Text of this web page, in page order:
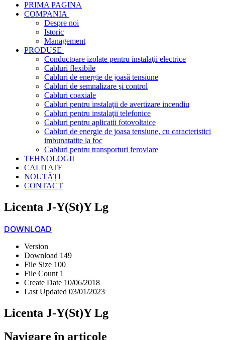
PRIMA PAGINA
COMPANIA
Despre noi
Istoric
Management
PRODUSE
Conductoare izolate pentru instalaţii electrice
Cabluri flexibile
Cabluri de energie de joasă tensiune
Cabluri de semnalizare şi control
Cabluri coaxiale
Cabluri pentru instalaţii de avertizare incendiu
Cabluri pentru instalaţii telefonice
Cabluri pentru aplicatii fotovoltaice
Cabluri de energie de joasa tensiune, cu caracteristici
imbunatatite la foc
Cabluri pentru transporturi feroviare
TEHNOLOGII
CALITATE
NOUTĂȚI
CONTACT
Licenta J-Y(St)Y Lg
DOWNLOAD
Version
Download 149
File Size 100
File Count 1
Create Date 10/06/2018
Last Updated 03/01/2023
Licenta J-Y(St)Y Lg
Navigare în articole